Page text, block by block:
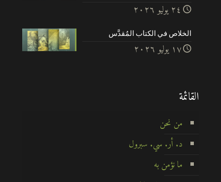
۲٤ يوليو ۲۰۲٦
الخلاص في الكتاب المُقدَّس
۱۷ يوليو ۲۰۲٦
القائمة
من نحن
د. أر. سي. سبرول
ما نؤمن به